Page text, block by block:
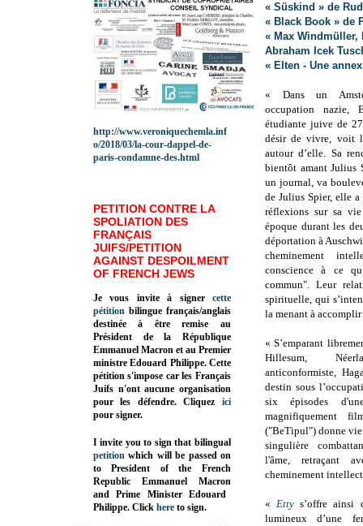
« Süskind » de
« Black Book » de
« Max Windmüller,
Abraham Icek
« Elten - Une
« Dans un
occupation
étudiante juive de
désir de vivre, voit
autour d’elle. Sa
bientôt amant Julius
un journal, va
de Julius Spier, elle
réflexions sur sa
époque durant les
déportation à
cheminement
conscience à ce
commun". Leur
spirituelle, qui
la menant à
«S’emparant
Hillesum,
anticonformiste,
destin sous
six épisodes
magnifiquement
("BeTipul") donne
singulière
l'âme, retraçant
cheminement
«Etty s’offre ainsi
lumineux d’une
http://www.veroniquechemla.inf
o/2018/03/la-cour-dappel-de-
paris-condamne-des.html
PETITION CONTRE LA
SPOLIATION DES
FRANÇAIS
JUIFS/PETITION
AGAINST DESPOILMENT
OF FRENCH JEWS
Je vous invite à signer cette
pétition bilingue français/anglais
destinée à être remise au
Président de la République
Emmanuel Macron et au Premier
ministre Edouard Philippe. Cette
pétition s'impose car les Français
Juifs n'ont aucune organisation
pour les défendre. Cliquez
ici
pour signer.
I invite you to sign that bilingual
petition which will be passed on
to President of the French
Republic Emmanuel Macron
and Prime MinisterEdouard
Philippe. Click here to sign.